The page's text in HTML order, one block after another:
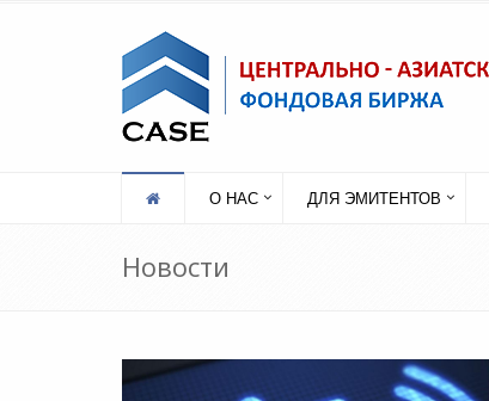
О НАС ДЛЯ ЭМИТЕНТОВ
Новости